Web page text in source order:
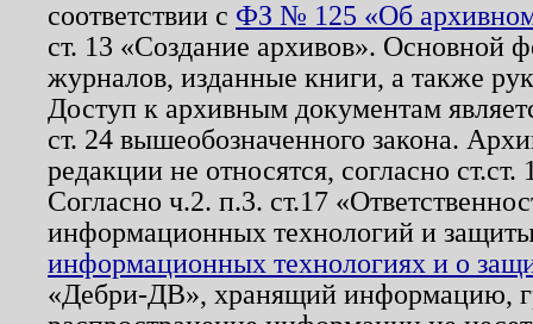
соответствии с ФЗ № 125 «Об
ст. 13 «Создание архивов». Основной
журналов, изданные книги, а также
Доступ к архивным документам
ст. 24 вышеобозначенного закона.
редакции не относятся, согласно
Согласно ч.2. п.3. ст.17
информационных технологий и
информационных технологиях и о
«Дебри-ДВ», хранящий информацию,